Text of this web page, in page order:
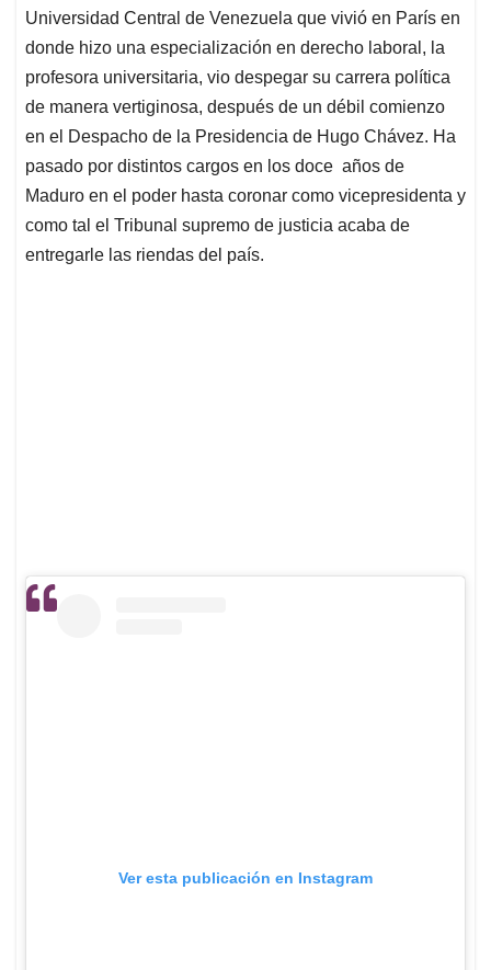
Universidad Central de Venezuela que vivió en París en
donde hizo una especialización en derecho laboral, la
profesora universitaria, vio despegar su carrera política
de manera vertiginosa, después de un débil comienzo
en el Despacho de la Presidencia de Hugo Chávez. Ha
pasado por distintos cargos en los doce años de
Maduro en el poder hasta coronar como vicepresidenta y
como tal el Tribunal supremo de justicia acaba de
entregarle las riendas del país.
Ver esta publicación en Instagram